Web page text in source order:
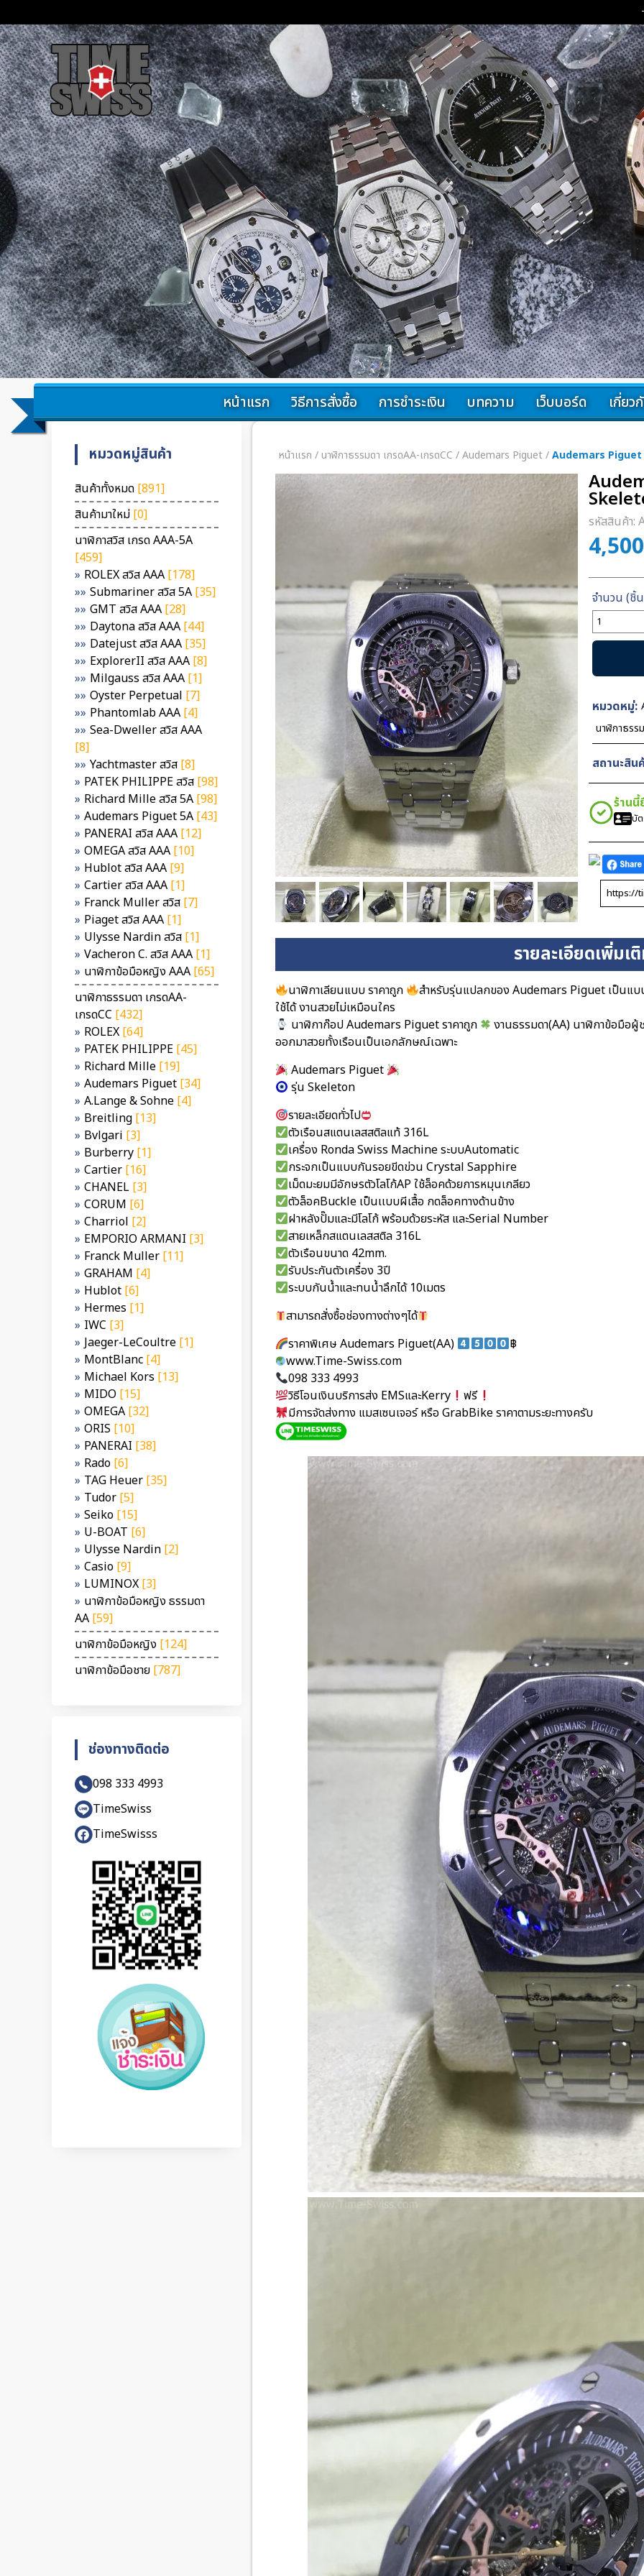
หน้าแรก วิธีการสั่งซื้อ การชำระเงิน บทความ เว็บบอร์ด เกี่ยว
หมวดหมู่สินค้า
สินค้าทั้งหมด [891]
สินค้ามาใหม่ [0]
นาฬิกาสวิส เกรด AAA-5A
[459]
ROLEX สวิส AAA [178]
Submariner สวิส 5A [35]
GMT สวิส AAA [28]
Daytona สวิส AAA [44]
Datejust สวิส AAA [35]
ExplorerII สวิส AAA [8]
Milgauss สวิส AAA [1]
Oyster Perpetual [7]
Phantomlab AAA [4]
Sea-Dweller สวิส AAA
[8]
Yachtmaster สวิส [8]
PATEK PHILIPPE สวิส [98]
Richard Mille สวิส 5A [98]
Audemars Piguet 5A [43]
PANERAI สวิส AAA [12]
OMEGA สวิส AAA [10]
Hublot สวิส AAA [9]
Cartier สวิส AAA [1]
Franck Muller สวิส [7]
Piaget สวิส AAA [1]
Ulysse Nardin สวิส [1]
Vacheron C. สวิส AAA [1]
นาฬิกาข้อมือหญิง AAA [65]
นาฬิกาธรรมดา เกรดAA-
เกรดCC [432]
ROLEX [64]
PATEK PHILIPPE [45]
Richard Mille [19]
Audemars Piguet [34]
A.Lange & Sohne [4]
Breitling [13]
Bvlgari [3]
Burberry [1]
Cartier [16]
CHANEL [3]
CORUM [6]
Charriol [2]
EMPORIO ARMANI [3]
Franck Muller [11]
GRAHAM [4]
Hublot [6]
Hermes [1]
IWC [3]
Jaeger-LeCoultre [1]
MontBlanc [4]
Michael Kors [13]
MIDO [15]
OMEGA [32]
ORIS [10]
PANERAI [38]
Rado [6]
TAG Heuer [35]
Tudor [5]
Seiko [15]
U-BOAT [6]
Ulysse Nardin [2]
Casio [9]
LUMINOX [3]
นาฬิกาข้อมือหญิง ธรรมดา
AA [59]
นาฬิกาข้อมือหญิง [124]
นาฬิกาข้อมือชาย [787]
ช่องทางติดต่อ
098 333 4993
TimeSwiss
TimeSwisss
หน้าแรก / นาฬิกาธรรมดา เกรดAA-เกรดCC /Audemars Piguet/Audemars Piguet
รหัสสินค้า:
จำนวน
Audemars
Piguet
Skeleton
NY
ชิ้น
หมวดหมู่:
นาฬิกาธรร
สถานะสิน
ร้าน
บัต
รายละเอียดเพิ่มเ
นาฬิกาเลียนแบบ ราคาถูก
สำหรับรุ่นแปลกของ Audemars Piguet เป็นแ
ใช้ได้ งานสวยไม่เหมือนใคร
นาฬิกาก๊อป Audemars Piguet ราคาถูก
งานธรรมดา(AA) นาฬิกาข้อมือผู้
ออกมาสวยทั้งเรือนเป็นเอกลักษณ์เฉพาะ
Audemars Piguet
รุ่น Skeleton
รายละเอียดทั่วไป
ตัวเรือนสแตนเลสสติลแท้ 316L
เครื่อง Ronda Swiss Machine ระบบAutomatic
กระจกเป็นแบบกันรอยขีดข่วน Crystal Sapphire
เม็ดมะยมมีอักษรตัวโลโก้AP ใช้ล็อคด้วยการหมุนเกลียว
ตัวล็อคBuckle เป็นเเบบผีเสื้อ กดล็อคทางด้านข้าง
ฝาหลังปั๊มและมีโลโก้ พร้อมด้วยระหัส และSerial Number
สายเหล็กสแตนเลสสติล 316L
ตัวเรือนขนาด 42mm.
รับประกันตัวเครื่อง 3ปี
ระบบกันน้ำและทนน้ำลึกได้ 10เมตร
สามารถสั่งซื้อช่องทางต่างๆได้
ราคาพิเศษ Audemars Piguet(AA)
฿
www.Time-Swiss.com
098 333 4993
วิธีโอนเงินบริการส่ง EMSและKerry
ฟรี
มีการจัดส่งทาง แมสเซนเจอร์ หรือ GrabBike ราคาตามระยะทางครับ